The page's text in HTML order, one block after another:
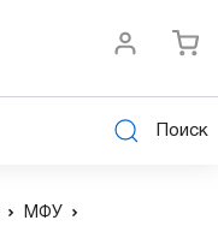
Поиск
МФУ